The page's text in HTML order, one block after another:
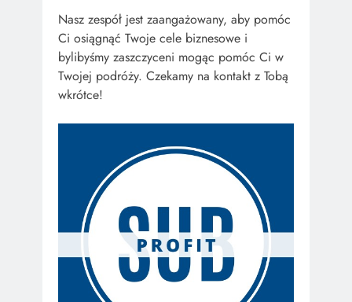
Nasz zespół jest zaangażowany, aby pomóc
Ci osiągnąć Twoje cele biznesowe i
bylibyśmy zaszczyceni mogąc pomóc Ci w
Twojej podróży. Czekamy na kontakt z Tobą
wkrótce!